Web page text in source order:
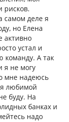
рисков.
самом деле я
но Елена
активно
устал и
команду. А так
я не могу
мне надеюсь
любимой
буду. На
банках и
надо